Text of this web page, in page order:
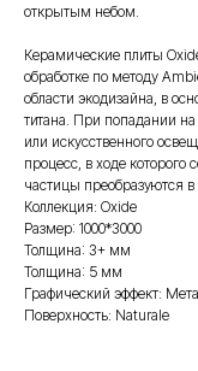
открытым небом.
Керамические плиты
обработке по методу
области экодизайна, в
титана. При попадании на
или искусственного
процесс, в ходе
частицы преобразуются
Коллекция: Oxide
Размер: 1000*3000
Толщина: 3+ мм
Толщина: 5 мм
Графический эффект:
Поверхность: Naturale